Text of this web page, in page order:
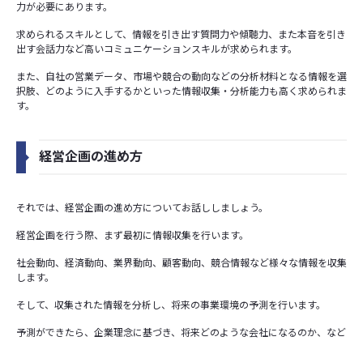
力が必要にあります。
求められるスキルとして、情報を引き出す質問力や傾聴力、また本音を引き
出す会話力など高いコミュニケーションスキルが求められます。
また、自社の営業データ、市場や競合の動向などの分析材料となる情報を選
択肢、どのように入手するかといった情報収集・分析能力も高く求められま
す。
経営企画の進め方
それでは、経営企画の進め方についてお話ししましょう。
経営企画を行う際、まず最初に情報収集を行います。
社会動向、経済動向、業界動向、顧客動向、競合情報など様々な情報を収集
します。
そして、収集された情報を分析し、将来の事業環境の予測を行います。
予測ができたら、企業理念に基づき、将来どのような会社になるのか、など